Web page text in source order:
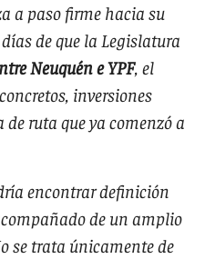
a paso firme hacia su
de que la Legislatura
Neuquén e YPF, el
inversiones
ruta que ya comenzó a
encontrar definición
de un amplio
se trata únicamente de